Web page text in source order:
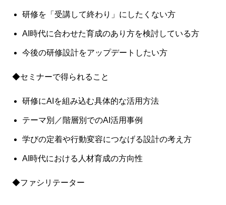
研修を「受講して終わり」にしたくない方
AI時代に合わせた育成のあり方を検討している方
今後の研修設計をアップデートしたい方
◆セミナーで得られること
研修にAIを組み込む具体的な活用方法
テーマ別／階層別でのAI活用事例
学びの定着や行動変容につなげる設計の考え方
AI時代における人材育成の方向性
◆ファシリテーター